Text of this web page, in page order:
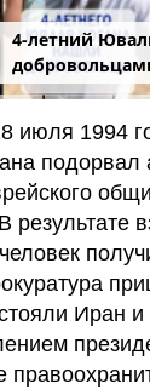
4-летний
июля 1994
подорвал
результате
Иран